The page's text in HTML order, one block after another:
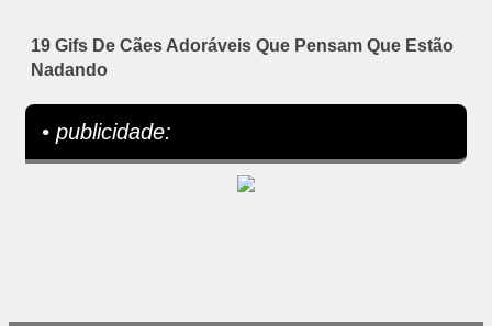
19 Gifs De Cães Adoráveis Que Pensam Que Estão
Nadando
• publicidade: